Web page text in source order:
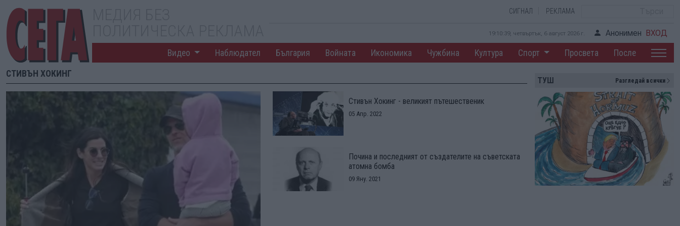
СИГНАЛ РЕКЛАМА
19:10:40, четвъртък, 6 август 2026 г. Анонимен ВХОД
Видео Наблюдател България Войната Икономика Чужбина Култура Спорт Просвета После
СТИВЪН ХОКИНГ
Стивън Хокинг - великият пътешественик
05 Апр. 2022
Почина и последният от създателите на съветската
атомна бомба
09 Яну. 2021
ТУШ Разгледай всички